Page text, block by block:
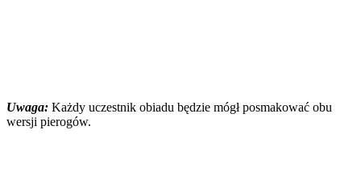
Uwaga: Każdy uczestnik obiadu będzie mógł posmakować obu
wersji pierogów.